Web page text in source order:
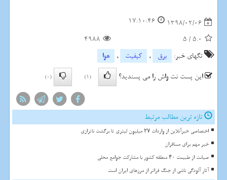
1398/02/06
17:10:46
5.0
/
5
4988
تگهای خبر:
برق , كیفیت ,
هوا
این پست نت واش را می پسندید؟
(1)
(0)
تازه ترین مطالب مرتبط
اختصاصی خبرآنلاین از واردات ۲۷ میلیون لیتری تا برگشت ناترازی
خبر مهم برای مسافران
صیانت از طبیعت ۴۰ منطقه کشور با مشارکت جوامع محلی
آثار آلودگی ناشی از جنگ فراتر از مرزهای ایران است